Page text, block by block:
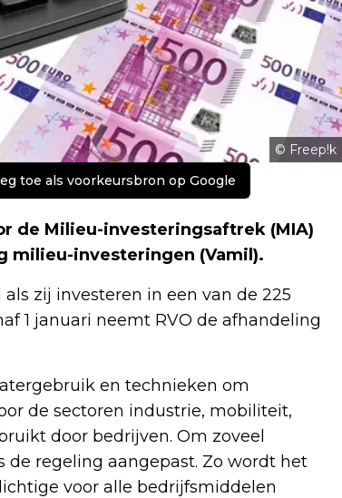
© Freep!k
toe als voorkeursbron op Google
de Milieu-investeringsaftrek (MIA)
milieu-investeringen (Vamil).
zij investeren in een van de 225
1 januari neemt RVO de afhandeling
en technieken om
de sectoren industrie, mobiliteit,
door bedrijven. Om zoveel
regeling aangepast. Zo wordt het
voor alle bedrijfsmiddelen